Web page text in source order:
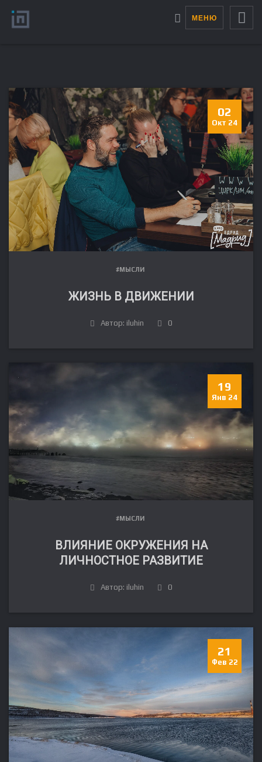
МЕНЮ
02
Окт 24
#МЫСЛИ
ЖИЗНЬ В ДВИЖЕНИИ
Автор: iluhin 0
19
Янв 24
#МЫСЛИ
ВЛИЯНИЕ ОКРУЖЕНИЯ НА
ЛИЧНОСТНОЕ РАЗВИТИЕ
Автор: iluhin 0
21
Фев 22